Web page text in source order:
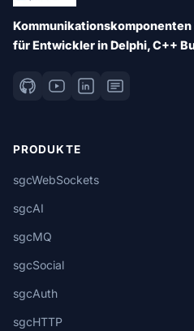
für Entwickler in Delphi, C++
PRODUKTE
sgcWebSockets
sgcAI
sgcMQ
sgcSocial
sgcAuth
sgcHTTP